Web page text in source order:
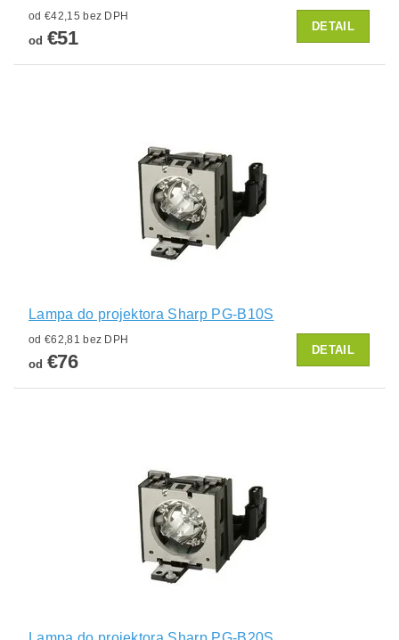
od €42,15 bez DPH
od €51
DETAIL
Lampa do projektora Sharp PG-B10S
od €62,81 bez DPH
od €76
DETAIL